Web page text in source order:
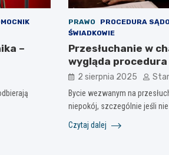
–
PRAWO PROCEDURA
ŚWIADKOWIE
Przesłuchanie w
wygląda
2 sierpnia 2025
Bycie wezwanym na
niepokój, szczególnie jeśli
Czytaj dalej